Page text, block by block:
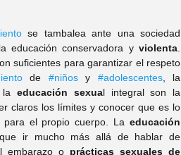
se tambalea ante una sociedad
educación conservadora y violenta.
suficientes para garantizar el respeto
de #niños y #adolescentes, la
la educación sexual integral son la
claros los límites y conocer que es lo
el propio cuerpo. La educación
ir mucho más allá de hablar de
embarazo o prácticas sexuales de